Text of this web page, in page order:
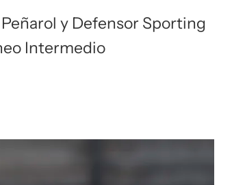
y Defensor Sporting
Intermedio